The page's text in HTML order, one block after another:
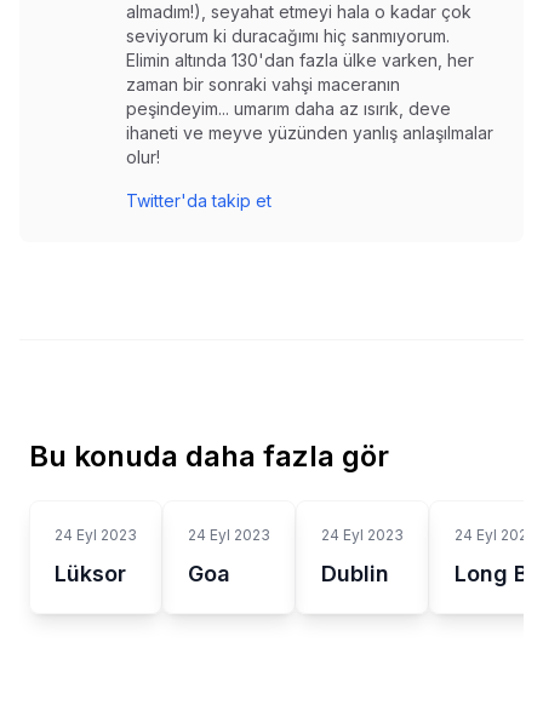
almadım!), seyahat etmeyi hala o kadar çok
seviyorum ki duracağımı hiç sanmıyorum.
Elimin altında 130'dan fazla ülke varken, her
zaman bir sonraki vahşi maceranın
peşindeyim... umarım daha az ısırık, deve
ihaneti ve meyve yüzünden yanlış anlaşılmalar
olur!
Twitter'da takip et
Bu konuda daha fazla gör
24 Eyl 2023
Lüksor
24 Eyl 2023
Goa
24 Eyl 2023
Dublin
24 Eyl 2023
Long